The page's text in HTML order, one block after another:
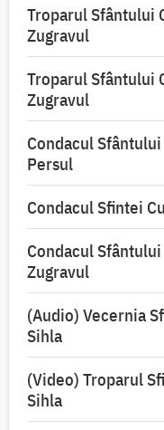
Troparul Sfântului
Zugravul
Troparul Sfântului
Zugravul
Condacul
Persul
Condacul Sfintei
Condacul
Zugravul
(Audio) Vecernia
Sihla
(Video) Troparul
Sihla